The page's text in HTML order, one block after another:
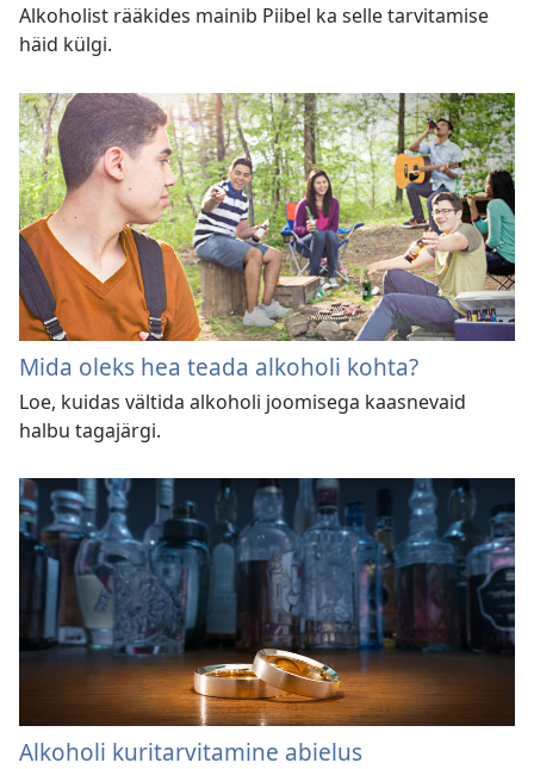
Alkoholist rääkides mainib Piibel ka selle tarvitamise
häid külgi.
Mida oleks hea teada alkoholi kohta?
Loe, kuidas vältida alkoholi joomisega kaasnevaid
halbu tagajärgi.
Alkoholi kuritarvitamine abielus